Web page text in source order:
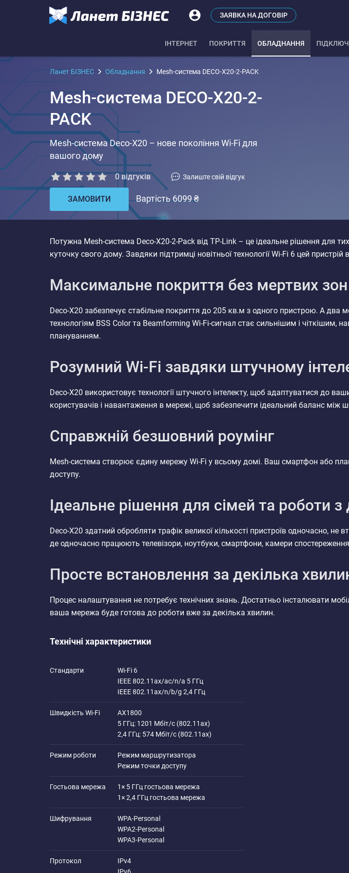
ЗАЯВКА НА ДОГОВІР
IНТЕРНЕТ ПОКРИТТЯ ОБЛАДНАННЯ
Ланет БІЗНЕС Обладнання Mesh-система DECO-X20-2-PACK
Mesh-система DECO-X20-2-
PACK
Mesh-система Deco-X20 – нове покоління Wi-Fi для
вашого дому
0відгуків Залиште свій відгук
ЗАМОВИТИ Вартість 6099 ₴
Потужна Mesh-система Deco-X20-2-Pack від TP-Link – це ідеальне рішення для
куточку свого дому. Завдяки підтримці новітньої технології Wi-Fi 6 цей
Максимальне покриття без мертвих зон
Deco-X20 забезпечує стабільне покриття до 205 кв.м з одного пристрою. А
технологіям BSS Color та Beamforming Wi-Fi-сигнал стає сильнішим і чіткішим,
плануванням.
Розумний Wi-Fi завдяки штучному
Deco-X20 використовує технології штучного інтелекту, щоб адаптуватися до
користувачів і навантаження в мережі, щоб забезпечити ідеальний баланс між
Справжній безшовний роумінг
Mesh-система створює єдину мережу Wi-Fi у всьому домі. Ваш смартфон або
доступу.
Ідеальне рішення для сімей та роботи
Deco-X20 здатний обробляти трафік великої кількості пристроїв одночасно,
де одночасно працюють телевізори, ноутбуки, смартфони, камери
Просте встановлення за декілька
Процес налаштування не потребує технічних знань. Достатньо інсталювати
ваша мережа буде готова до роботи вже за декілька хвилин.
Технічні характеристики
Cтандарти
Wi-Fi 6
IEEE 802.11ax/ac/n/a 5 ГГц
IEEE 802.11ax/n/b/g 2,4 ГГц
Швидкість Wi-Fi
AX1800
5 ГГц: 1201 Мбіт/с (802.11ax)
2,4 ГГц: 574 Мбіт/с (802.11ax)
Режим роботи
Режим маршрутизатора
Режим точки доступу
Гостьова мережа
1× 5 ГГц гостьова мережа
1× 2,4 ГГц гостьова мережа
Шифрування
WPA-Personal
WPA2-Personal
WPA3-Personal
Протокол
IPv4